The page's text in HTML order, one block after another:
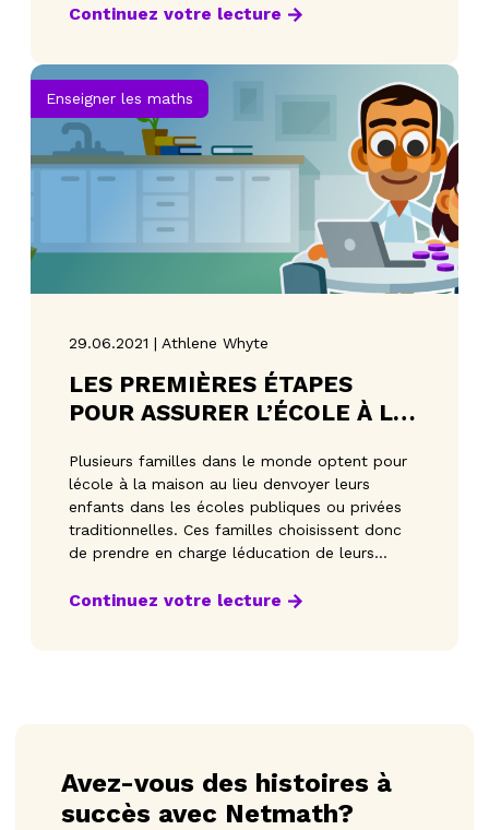
Continuez votre lecture
Enseigner les maths
29.06.2021 | Athlene Whyte
LES PREMIÈRES ÉTAPES
POUR ASSURER L’ÉCOLE À LA
Plusieurs familles dans le monde optent pour
lécole à la maison au lieu denvoyer leurs
enfants dans les écoles publiques ou privées
traditionnelles. Ces familles choisissent donc
de prendre en charge léducation de leurs
Continuez votre lecture
Avez-vous des histoires à
succès avec Netmath?